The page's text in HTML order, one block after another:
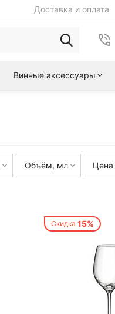
Доставка и оплата
Винные аксессуары
Объём, мл Цена
Скидка 15%